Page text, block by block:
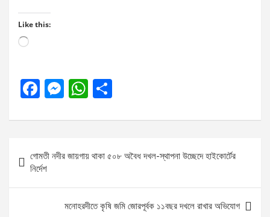
Like this:
Loading…
F
ce
b
o
o
M
se
g
er
W
at
A
p
p
ar
navigation
গোমতী নদীর জায়গায় থাকা ৫০৮ অবৈধ দখল-স্থাপনা উচ্ছেদে হাইকোর্টের
নির্দেশ
মনোহরদীতে কৃষি জমি জোরপূর্বক ১১বছর দখলে রাখার অভিযোগ